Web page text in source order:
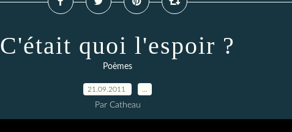
C'était quoi l'espoir ?
Poèmes
21.09.2011
Par Catheau